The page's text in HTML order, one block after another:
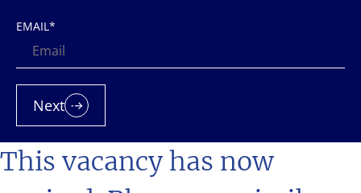
This vacancy has now
EMAIL*
Next